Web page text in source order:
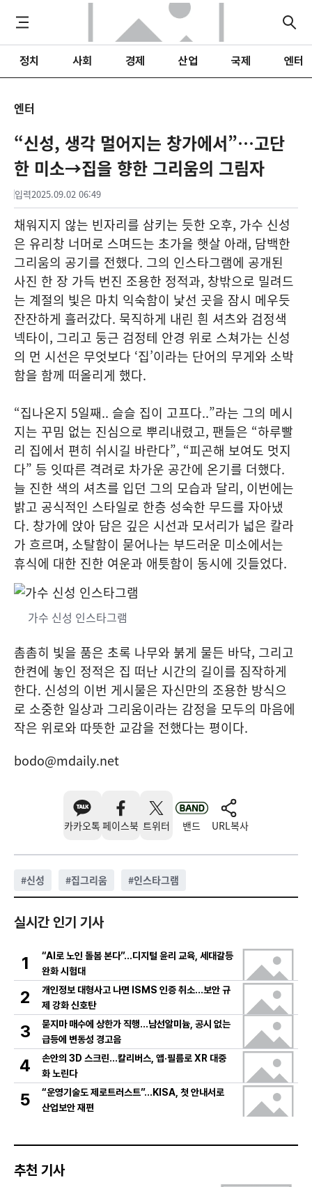
정치 사회 경제 산업 국제 엔터
엔터
“신성, 생각 멀어지는 창가에서”…고단
한 미소→집을 향한 그리움의 그림자
입력2025.09.02 06:49
채워지지 않는 빈자리를 삼키는 듯한 오후, 가수 신성
은 유리창 너머로 스며드는 초가을 햇살 아래, 담백한
그리움의 공기를 전했다. 그의 인스타그램에 공개된
사진 한 장 가득 번진 조용한 정적과, 창밖으로 밀려드
는 계절의 빛은 마치 익숙함이 낯선 곳을 잠시 메우듯
잔잔하게 흘러갔다. 묵직하게 내린 흰 셔츠와 검정색
넥타이, 그리고 둥근 검정테 안경 위로 스쳐가는 신성
의 먼 시선은 무엇보다 ‘집’이라는 단어의 무게와 소박
함을 함께 떠올리게 했다.
“집나온지 5일째.. 슬슬 집이 고프다..”라는 그의 메시
지는 꾸밈 없는 진심으로 뿌리내렸고, 팬들은 “하루빨
리 집에서 편히 쉬시길 바란다”, “피곤해 보여도 멋지
다” 등 잇따른 격려로 차가운 공간에 온기를 더했다.
늘 진한 색의 셔츠를 입던 그의 모습과 달리, 이번에는
밝고 공식적인 스타일로 한층 성숙한 무드를 자아냈
다. 창가에 앉아 담은 깊은 시선과 모서리가 넓은 칼라
가 흐르며, 소탈함이 묻어나는 부드러운 미소에서는
휴식에 대한 진한 여운과 애틋함이 동시에 깃들었다.
가수 신성 인스타그램
촘촘히 빛을 품은 초록 나무와 붉게 물든 바닥, 그리고
한켠에 놓인 정적은 집 떠난 시간의 길이를 짐작하게
한다. 신성의 이번 게시물은 자신만의 조용한 방식으
로 소중한 일상과 그리움이라는 감정을 모두의 마음에
작은 위로와 따뜻한 교감을 전했다는 평이다.
bodo@mdaily.net
카카오톡 페이스북 트위터 밴드 URL복사
#신성 #집그리움 #인스타그램
실시간 인기 기사
1
“AI로 노인 돌봄 본다”…디지털 윤리 교육, 세대갈등
완화 시험대
2
개인정보 대형사고 나면 ISMS 인증 취소…보안 규
제 강화 신호탄
3
묻지마 매수에 상한가 직행…남선알미늄, 공시 없는
급등에 변동성 경고음
4
손안의 3D 스크린…칼리버스, 앱·필름로 XR 대중
화 노린다
5
“운영기술도 제로트러스트”…KISA, 첫 안내서로
산업보안 재편
추천 기사